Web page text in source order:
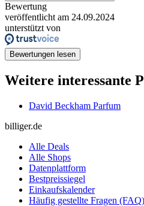
Bewertung
veröffentlicht am 24.09.2024
unterstützt von
Bewertungen lesen
Weitere interessante
David Beckham Parfum
billiger.de
Alle Deals
Alle Shops
Datenplattform
Bestpreissiegel
Einkaufskalender
Häufig gestellte Fragen (FAQ)